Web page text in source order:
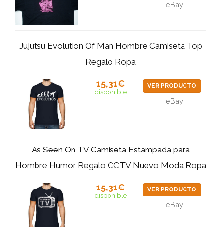
eBay
Jujutsu Evolution Of Man Hombre Camiseta Top
Regalo Ropa
15,31€
disponible
VER PRODUCTO
eBay
As Seen On TV Camiseta Estampada para
Hombre Humor Regalo CCTV Nuevo Moda Ropa
15,31€
disponible
VER PRODUCTO
eBay